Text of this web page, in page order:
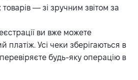
— зі зручним звітом за
ви вже можете
платіж. Усі чеки зберігаються в
будь-яку операцію в